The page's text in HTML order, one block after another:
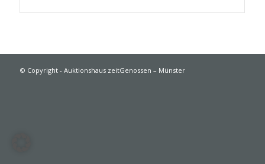
© Copyright - Auktionshaus zeitGenossen – Münster